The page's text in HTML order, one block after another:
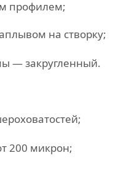
профилем;
на створку;
— закругленный.
200 микрон;